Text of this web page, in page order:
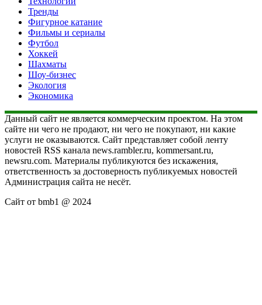
Тренды
Фигурное катание
Фильмы и сериалы
Футбол
Хоккей
Шахматы
Шоу-бизнес
Экология
Экономика
Данный сайт не является коммерческим проектом. На этом
сайте ни чего не продают, ни чего не покупают, ни какие
услуги не оказываются. Сайт представляет собой ленту
новостей RSS канала news.rambler.ru, kommersant.ru,
newsru.com. Материалы публикуются без искажения,
ответственность за достоверность публикуемых новостей
Администрация сайта не несёт.
Сайт от bmb1 @ 2024